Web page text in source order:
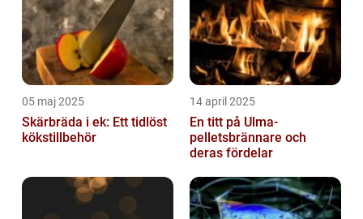
05 maj 2025
Skärbräda i ek: Ett tidlöst
kökstillbehör
14 april 2025
En titt på Ulma-
pelletsbrännare och
deras fördelar